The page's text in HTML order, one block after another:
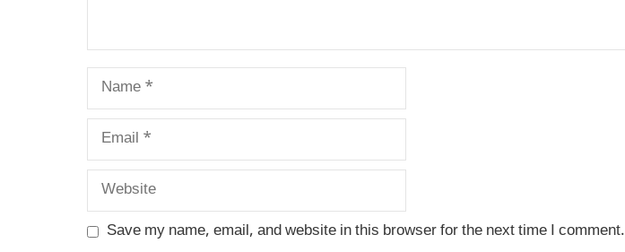
Name
Email
Website
Save my name, email, and website in this browser for the next time I comment.